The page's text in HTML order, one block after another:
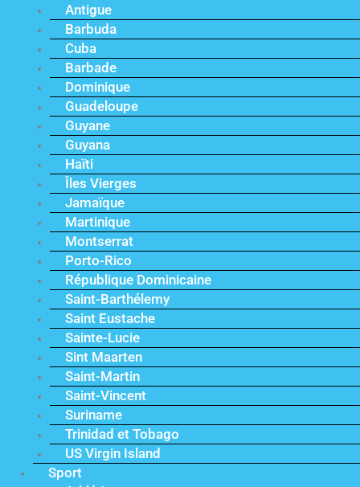
Antigue
Barbuda
Cuba
Barbade
Dominique
Guadeloupe
Guyane
Guyana
Haïti
Îles Vierges
Jamaïque
Martinique
Montserrat
Porto-Rico
République Dominicaine
Saint-Barthélemy
Saint Eustache
Sainte-Lucie
Sint Maarten
Saint-Martin
Saint-Vincent
Suriname
Trinidad et Tobago
US Virgin Island
Sport